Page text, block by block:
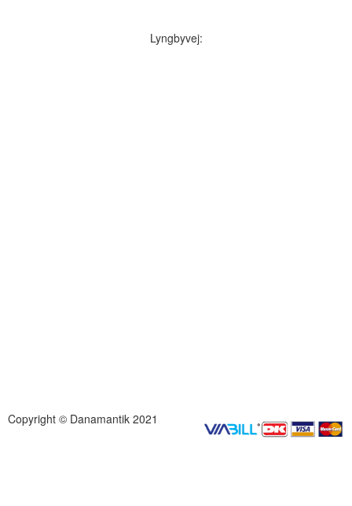
Lyngbyvej:
Copyright © Danamantik 2021